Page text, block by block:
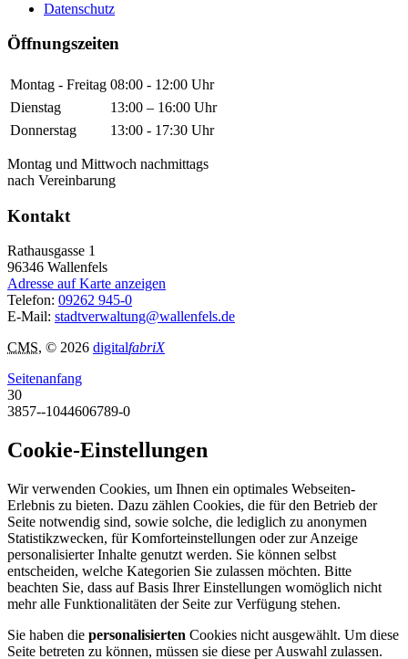
Datenschutz
Öffnungszeiten
Montag - Freitag 08:00 - 12:00 Uhr
Dienstag
13:00 – 16:00 Uhr
Donnerstag
13:00 - 17:30 Uhr
Montag und Mittwoch nachmittags
nach Vereinbarung
Kontakt
Rathausgasse 1
96346 Wallenfels
Adresse auf Karte anzeigen
Telefon: 09262 945-0
E-Mail: stadtverwaltung@wallenfels.de
CMS, © 2026 digitalfabriX
Seitenanfang
30
3857--1044606789-0
Cookie-Einstellungen
Wir verwenden Cookies, um Ihnen ein optimales Webseiten-
Erlebnis zu bieten. Dazu zählen Cookies, die für den Betrieb der
Seite notwendig sind, sowie solche, die lediglich zu anonymen
Statistikzwecken, für Komforteinstellungen oder zur Anzeige
personalisierter Inhalte genutzt werden. Sie können selbst
entscheiden, welche Kategorien Sie zulassen möchten. Bitte
beachten Sie, dass auf Basis Ihrer Einstellungen womöglich nicht
mehr alle Funktionalitäten der Seite zur Verfügung stehen.
Sie haben die personalisierten Cookies nicht ausgewählt. Um diese
Seite betreten zu können, müssen sie diese per Auswahl zulassen.